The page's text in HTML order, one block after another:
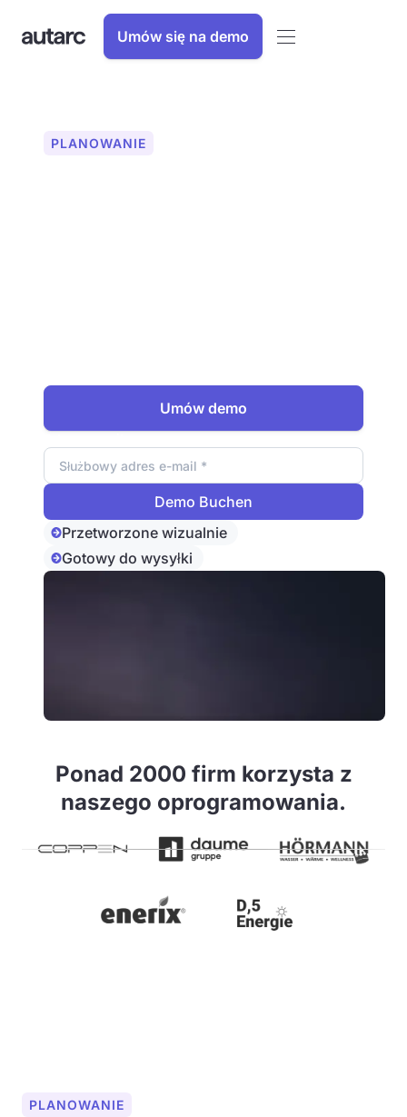
Umów się na demo
PLANOWANIE
Umów demo
Przetworzone wizualnie
Gotowy do wysyłki
Ponad 2000 firm korzysta z
naszego oprogramowania.
PLANOWANIE